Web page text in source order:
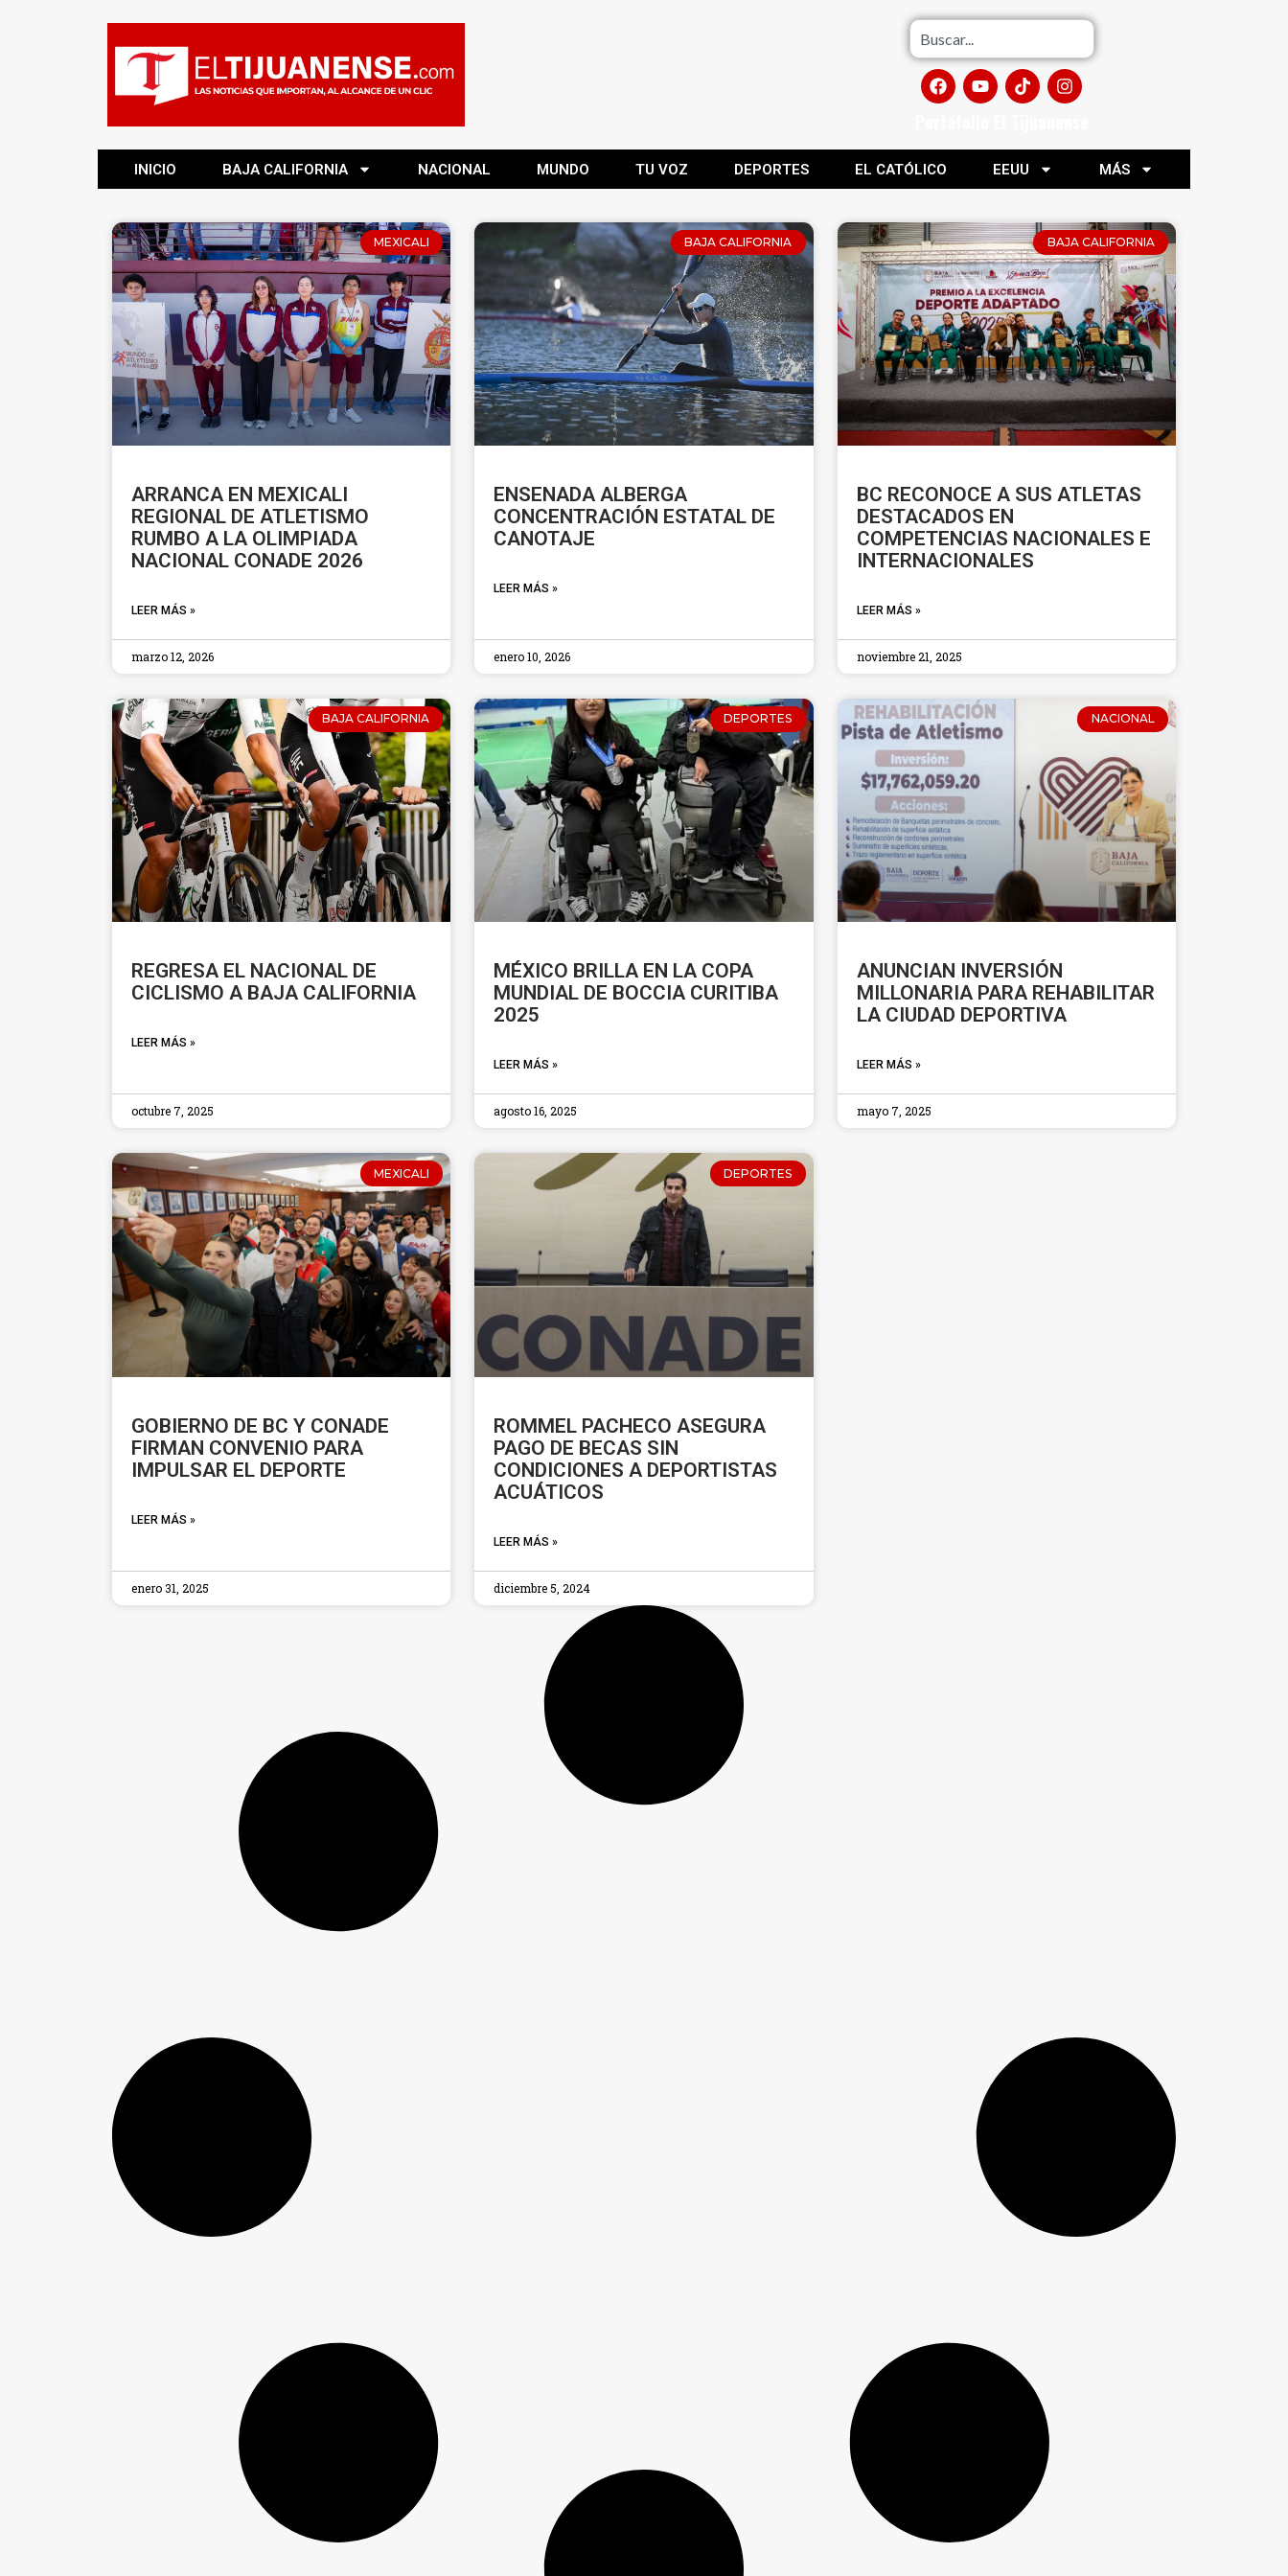
INICIO BAJA CALIFORNIA NACIONAL MUNDO TU VOZ DEPORTES EL CATÓLICO EEUU MÁS
MEXICALI
ARRANCA EN MEXICALI
REGIONAL DE ATLETISMO
RUMBO A LA OLIMPIADA
NACIONAL CONADE 2026
LEER MÁS »
marzo 12, 2026
BAJA CALIFORNIA
ENSENADA ALBERGA
CONCENTRACIÓN ESTATAL DE
CANOTAJE
LEER MÁS »
enero 10, 2026
BAJA CALIFORNIA
BC RECONOCE A SUS ATLETAS
DESTACADOS EN
COMPETENCIAS NACIONALES E
INTERNACIONALES
LEER MÁS »
noviembre 21, 2025
BAJA CALIFORNIA
REGRESA EL NACIONAL DE
CICLISMO A BAJA CALIFORNIA
LEER MÁS »
octubre 7, 2025
DEPORTES
MÉXICO BRILLA EN LA COPA
MUNDIAL DE BOCCIA CURITIBA
2025
LEER MÁS »
agosto 16, 2025
NACIONAL
ANUNCIAN INVERSIÓN
MILLONARIA PARA REHABILITAR
LA CIUDAD DEPORTIVA
LEER MÁS »
mayo 7, 2025
MEXICALI
GOBIERNO DE BC Y CONADE
FIRMAN CONVENIO PARA
IMPULSAR EL DEPORTE
LEER MÁS »
enero 31, 2025
DEPORTES
ROMMEL PACHECO ASEGURA
PAGO DE BECAS SIN
CONDICIONES A DEPORTISTAS
ACUÁTICOS
LEER MÁS »
diciembre 5, 2024